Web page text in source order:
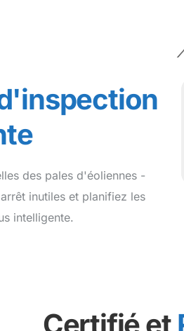
des pales d'éoliennes -
inutiles et planifiez les
intelligente.